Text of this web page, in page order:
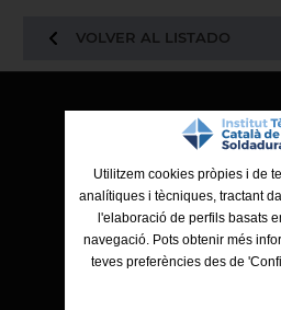
VOLVER AL LISTADO
ITCS - Institut Tècnic
Ctra. de Molins de Rei a
08191 Rubí
Utilitzem cookies pròpies i de
analítiques i tècniques, tractant
l'elaboració de perfils basats
navegació. Pots obtenir més
teves preferències des de